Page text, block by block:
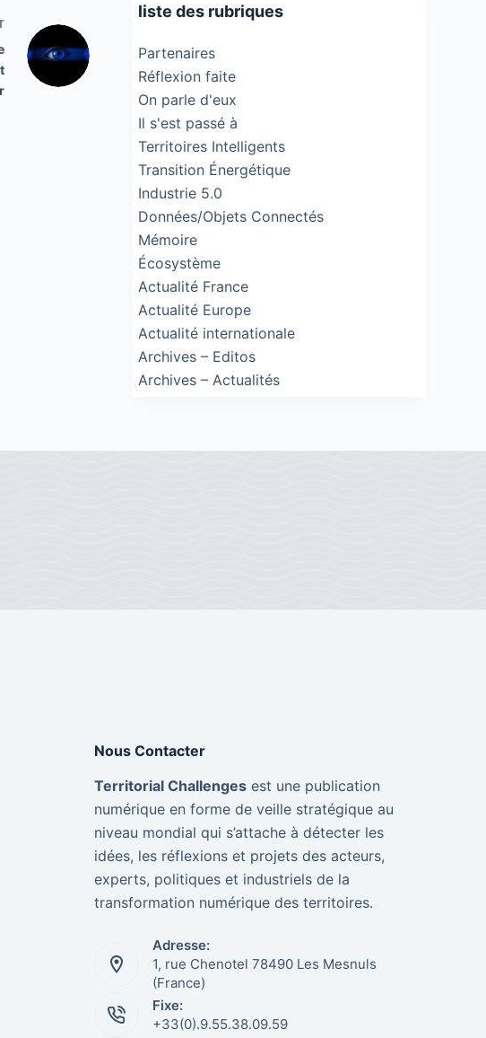
liste des rubriques
Partenaires
Réflexion faite
On parle d'eux
Il s'est passé à
Territoires Intelligents
Transition Énergétique
Industrie 5.0
Données/Objets Connectés
Mémoire
Écosystème
Actualité France
Actualité Europe
Actualité internationale
Archives – Editos
Archives – Actualités
Nous Contacter
Territorial Challengesest une publication
numérique en forme de veille stratégique au
niveau mondial qui s’attache à détecter les
idées, les réflexions et projets des acteurs,
experts, politiques et industriels de la
transformation numérique des territoires.
Adresse:
1, rue Chenotel 78490 Les Mesnuls
(France)
Fixe:
+33(0).9.55.38.09.59